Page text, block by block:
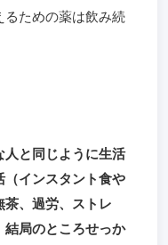
るための薬は飲み続
人と同じように生活
（インスタント食や
、過労、ストレ
結局のところせっか